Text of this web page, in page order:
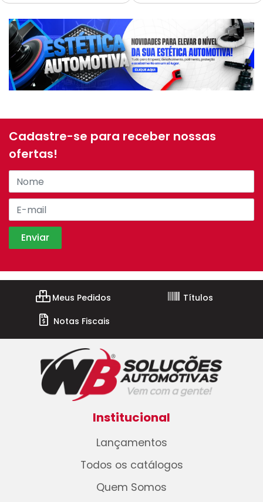
Cadastre-se para receber nossas
ofertas!
Meus Pedidos
Títulos
Notas Fiscais
Institucional
Lançamentos
Todos os catálogos
Quem Somos